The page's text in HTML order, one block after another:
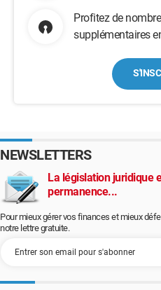
Profitez de
supplémentaires
NEWSLETTERS
La législation juridique
permanence...
Pour mieux gérer vos finances et mieux
notre lettre gratuite.